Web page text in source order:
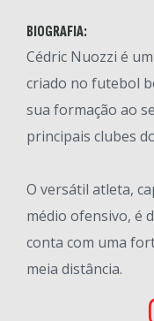
BIOGRAFIA:
Cédric Nuozzi é
criado no futebol
sua formação ao
principais clubes
O versátil atleta,
médio ofensivo, é
conta com uma
meia distância.